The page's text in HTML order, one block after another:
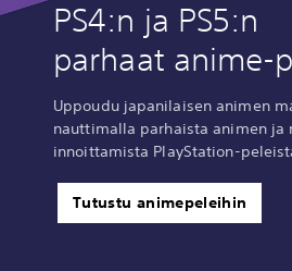
PS4:n ja PS5:n
parhaat anime-
Uppoudu japanilaisen animen
nauttimalla parhaista animen ja
innoittamista PlayStation-
Tutustu animepeleihin